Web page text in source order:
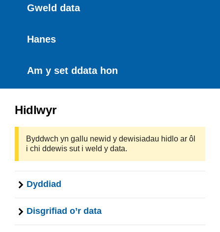
Gweld data
Hanes
Am y set ddata hon
Hidlwyr
Byddwch yn gallu newid y dewisiadau hidlo ar ôl
i chi ddewis sut i weld y data.
Dyddiad
Disgrifiad o’r data